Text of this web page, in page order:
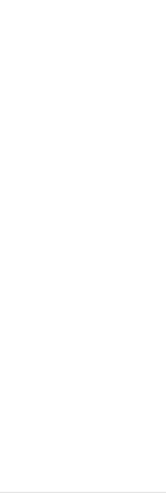
니다. 【우즈